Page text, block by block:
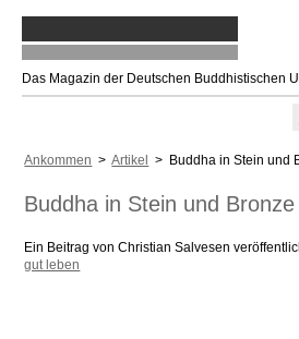
Das Magazin der Deutschen Buddhistischen
Ankommen >Artikel > Buddha in Stein und
Buddha in Stein und Bronze
Ein Beitrag von Christian Salvesen
gut leben